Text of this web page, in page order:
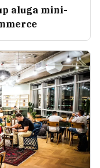
aluga mini-